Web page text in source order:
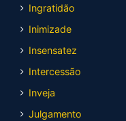
Ingratidão
Inimizade
Insensatez
Intercessão
Inveja
Julgamento